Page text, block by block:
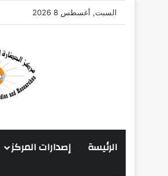
السبت, أغسطس 8 2026
الرئيسة إصدارات المركز